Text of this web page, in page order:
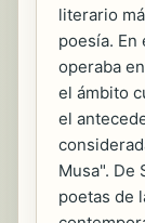
literario
poesía.
operaba
el ámbito
el
Musa". De
poetas de